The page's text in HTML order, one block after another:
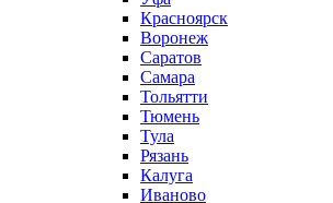
Красноярск
Воронеж
Саратов
Самара
Тольятти
Тюмень
Тула
Рязань
Калуга
Иваново